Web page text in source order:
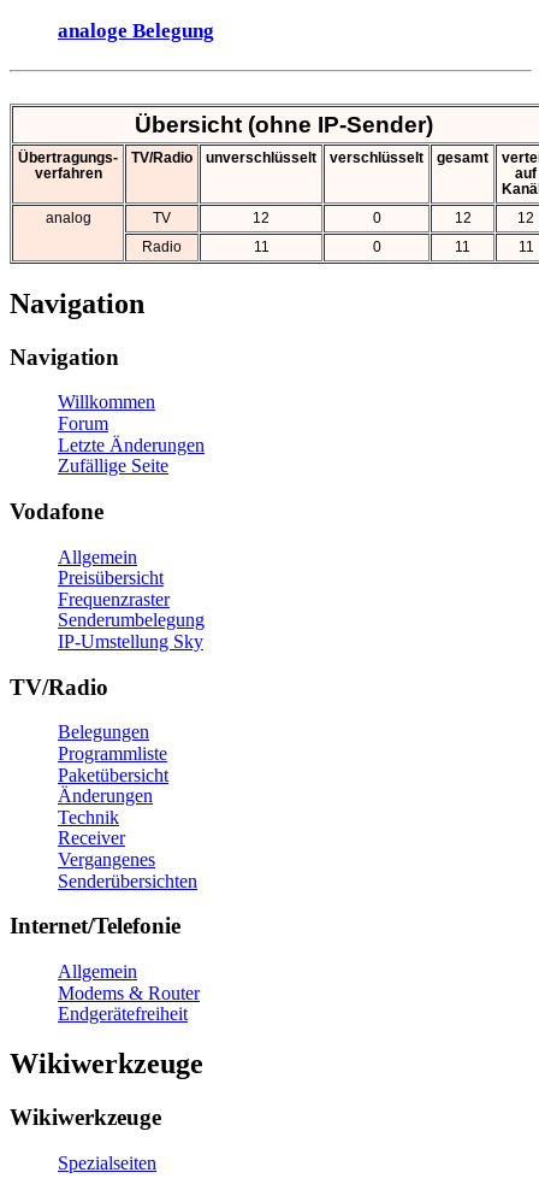
analoge Belegung
Übersicht (ohne IP-Sender)
Übertragungs-
verfahren
TV/Radio unverschlüsselt verschlüsselt gesamt
auf
analog
TV 12 0 12
12
Radio
11 0 11 11
Navigation
Navigation
Willkommen
Forum
Letzte Änderungen
Zufällige Seite
Vodafone
Allgemein
Preisübersicht
Frequenzraster
Senderumbelegung
IP-Umstellung Sky
TV/Radio
Belegungen
Programmliste
Paketübersicht
Änderungen
Technik
Receiver
Vergangenes
Senderübersichten
Internet/Telefonie
Allgemein
Modems & Router
Endgerätefreiheit
Wikiwerkzeuge
Wikiwerkzeuge
Spezialseiten